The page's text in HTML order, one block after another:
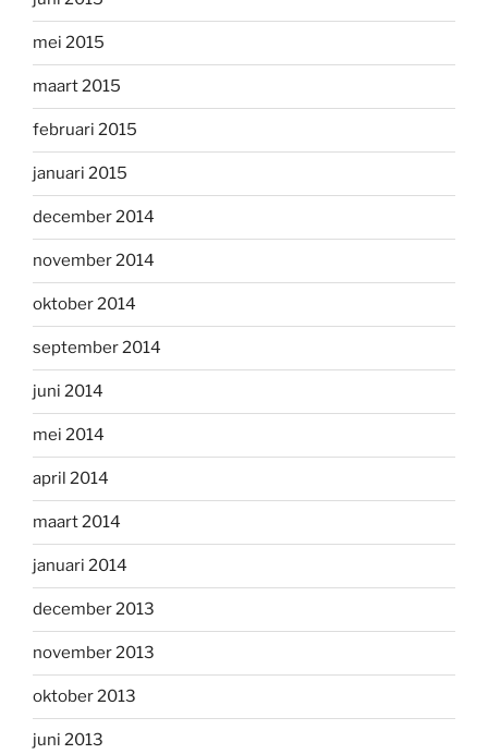
mei 2015
maart 2015
februari 2015
januari 2015
december 2014
november 2014
oktober 2014
september 2014
juni 2014
mei 2014
april 2014
maart 2014
januari 2014
december 2013
november 2013
oktober 2013
juni 2013